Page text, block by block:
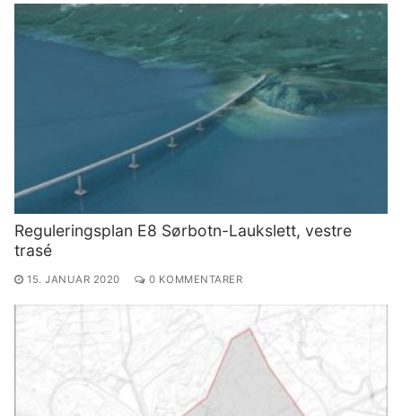
Reguleringsplan E8 Sørbotn-Laukslett, vestre
trasé
15. JANUAR 2020 0 KOMMENTARER